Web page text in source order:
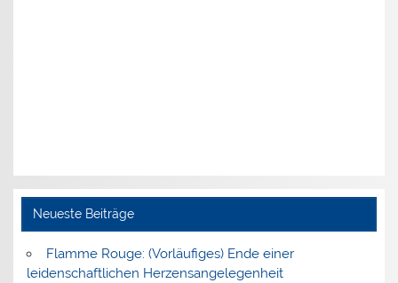
Neueste Beiträge
Flamme Rouge: (Vorläufiges) Ende einer
leidenschaftlichen Herzensangelegenheit